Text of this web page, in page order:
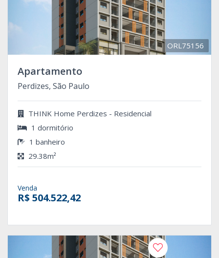
ORL75156
Apartamento
Perdizes, São Paulo
THINK Home Perdizes - Residencial
1 dormitório
1 banheiro
29.38m²
Venda
R$ 504.522,42